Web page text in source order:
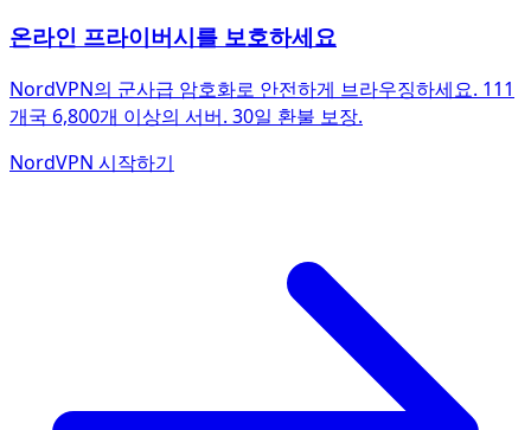
온라인 프라이버시를 보호하세요
NordVPN의 군사급 암호화로 안전하게 브라우징하세요. 111
개국 6,800개 이상의 서버. 30일 환불 보장.
NordVPN 시작하기